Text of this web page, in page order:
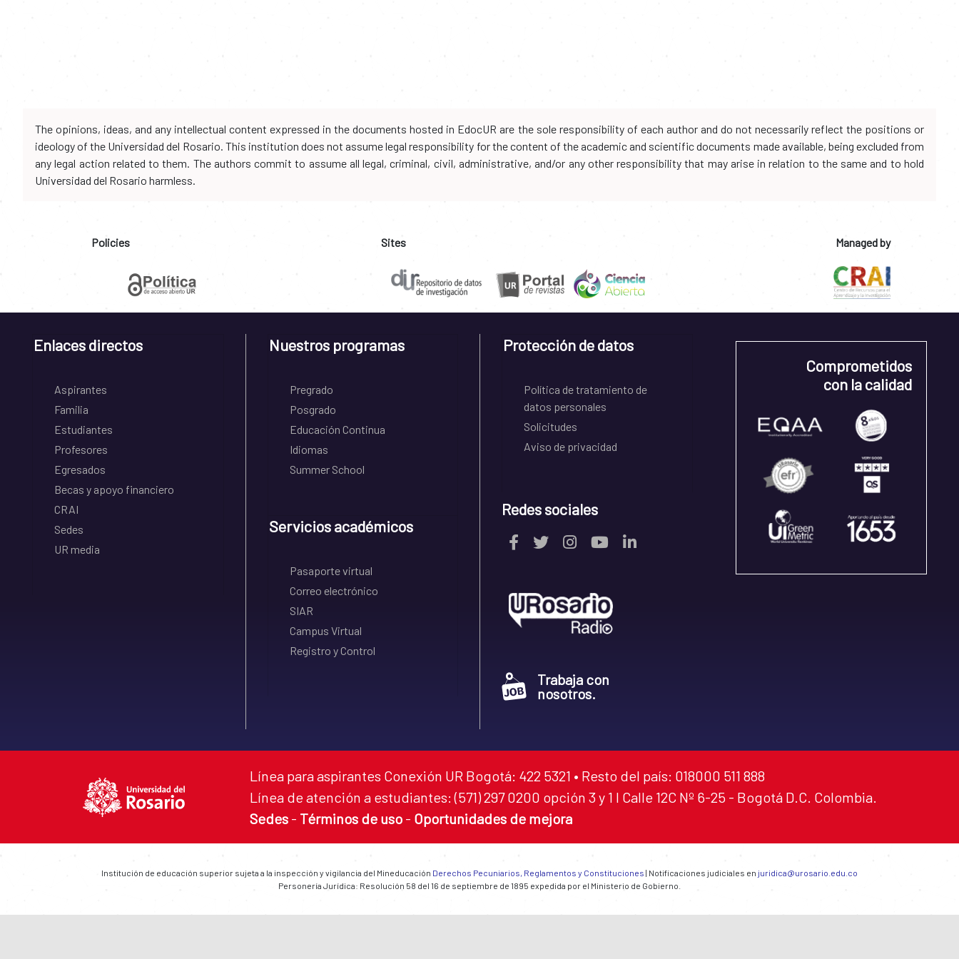
The opinions, ideas, and any intellectual content expressed in the documents hosted in EdocUR are the sole responsibility of each author and do not necessarily reflect the positions or
ideology of the Universidad del Rosario. This institution does not assume legal responsibility for the content of the academic and scientific documents made available, being excluded from
any legal action related to them. The authors commit to assume all legal, criminal, civil, administrative, and/or any other responsibility that may arise in relation to the same and to hold
Universidad del Rosario harmless.
Policies Sites Managed by
Enlaces directos
Aspirantes
Familia
Estudiantes
Profesores
Egresados
Becas y apoyo financiero
CRAI
Sedes
UR media
Nuestros programas
Pregrado
Posgrado
Educación Continua
Idiomas
Summer School
Servicios académicos
Pasaporte virtual
Correo electrónico
SIAR
Campus Virtual
Registro y Control
Protección de datos
Política de tratamiento de
datos personales
Solicitudes
Aviso de privacidad
Redes sociales
Trabaja con
nosotros.
Comprometidos
con la calidad
Línea para aspirantes Conexión UR Bogotá: 422 5321 • Resto del país: 018000 511 888
Línea de atención a estudiantes: (571) 297 0200 opción 3 y 1 I Calle 12C Nº 6-25 - Bogotá D.C. Colombia.
Sedes - Términos de uso - Oportunidades de mejora
Institución de educación superior sujeta a la inspección y vigilancia del Mineducación Derechos Pecuniarios, Reglamentos y Constituciones | Notificaciones judiciales en juridica@urosario.edu.co
Personería Jurídica: Resolución 58 del 16 de septiembre de 1895 expedida por el Ministerio de Gobierno.